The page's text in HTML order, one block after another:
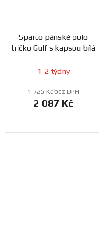
Sparco pánské polo
tričko Gulf s kapsou bílá
1-2 týdny
1 725 Kč bez DPH
2 087 Kč